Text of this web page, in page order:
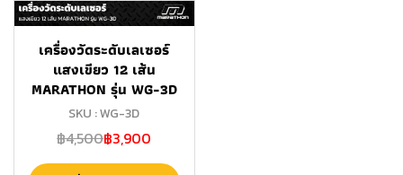
เครื่องวัดระดับเลเซอร์
แสงเขียว 12 เส้น
MARATHON รุ่น WG-3D
SKU : WG-3D
฿4,500฿3,900